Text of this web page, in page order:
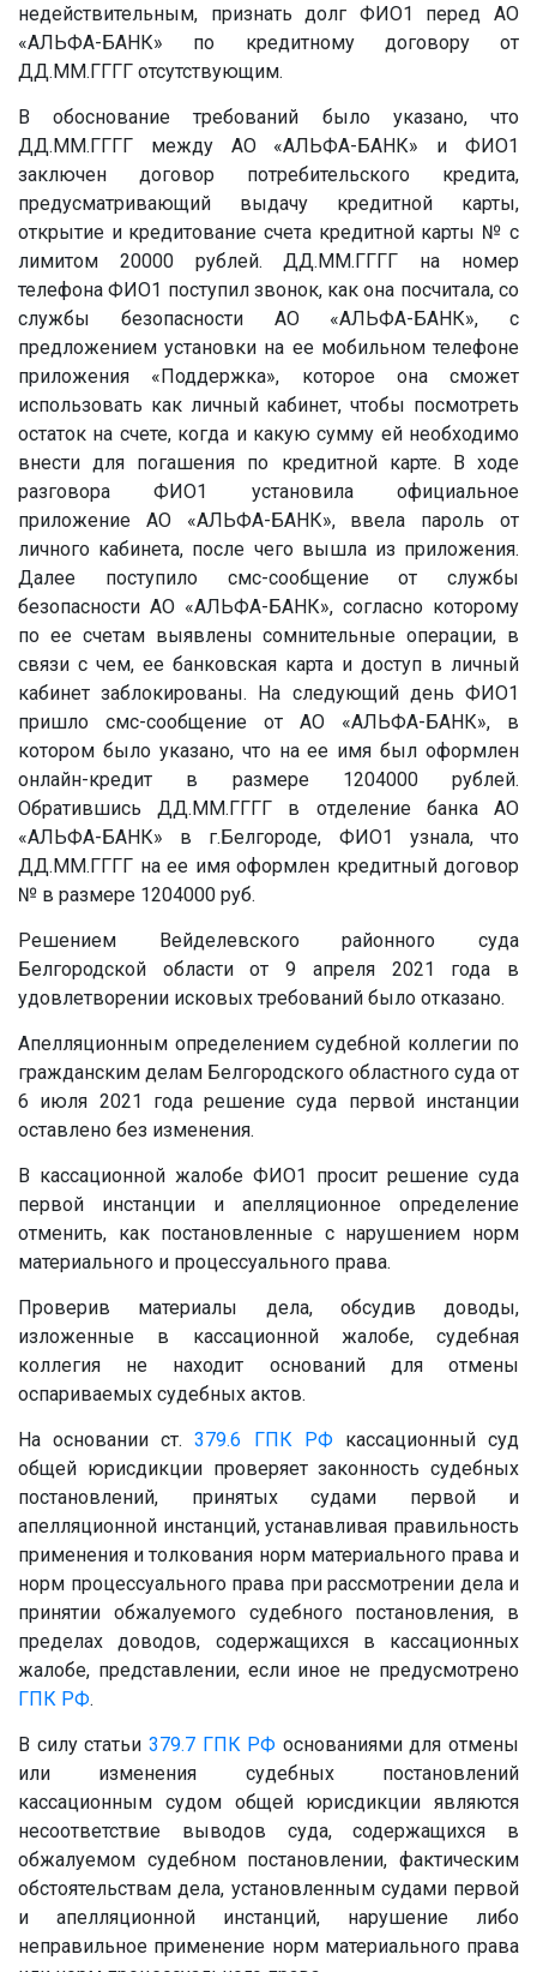
недействительным, признать долг ФИО1 перед АО
«АЛЬФА-БАНК» по кредитному договору от
ДД.ММ.ГГГГ отсутствующим.
В обоснование требований было указано, что
ДД.ММ.ГГГГ между АО «АЛЬФА-БАНК» и ФИО1
заключен договор потребительского кредита,
предусматривающий выдачу кредитной карты,
открытие и кредитование счета кредитной карты № с
лимитом 20000 рублей. ДД.ММ.ГГГГ на номер
телефона ФИО1 поступил звонок, как она посчитала, со
службы безопасности АО «АЛЬФА-БАНК», с
предложением установки на ее мобильном телефоне
приложения «Поддержка», которое она сможет
использовать как личный кабинет, чтобы посмотреть
остаток на счете, когда и какую сумму ей необходимо
внести для погашения по кредитной карте. В ходе
разговора ФИО1 установила официальное
приложение АО «АЛЬФА-БАНК», ввела пароль от
личного кабинета, после чего вышла из приложения.
Далее поступило смс-сообщение от службы
безопасности АО «АЛЬФА-БАНК», согласно которому
по ее счетам выявлены сомнительные операции, в
связи с чем, ее банковская карта и доступ в личный
кабинет заблокированы. На следующий день ФИО1
пришло смс-сообщение от АО «АЛЬФА-БАНК», в
котором было указано, что на ее имя был оформлен
онлайн-кредит в размере 1204000 рублей.
Обратившись ДД.ММ.ГГГГ в отделение банка АО
«АЛЬФА-БАНК» в г.Белгороде, ФИО1 узнала, что
ДД.ММ.ГГГГ на ее имя оформлен кредитный договор
№ в размере 1204000 руб.
Решением Вейделевского районного суда
Белгородской области от 9 апреля 2021 года в
удовлетворении исковых требований было отказано.
Апелляционным определением судебной коллегии по
гражданским делам Белгородского областного суда от
6 июля 2021 года решение суда первой инстанции
оставлено без изменения.
В кассационной жалобе ФИО1 просит решение суда
первой инстанции и апелляционное определение
отменить, как постановленные с нарушением норм
материального и процессуального права.
Проверив материалы дела, обсудив доводы,
изложенные в кассационной жалобе, судебная
коллегия не находит оснований для отмены
оспариваемых судебных актов.
На основании ст.379.6 ГПК РФкассационный суд
общей юрисдикции проверяет законность судебных
постановлений, принятых судами первой и
апелляционной инстанций, устанавливая правильность
применения и толкования норм материального права и
норм процессуального права при рассмотрении дела и
принятии обжалуемого судебного постановления, в
пределах доводов, содержащихся в кассационных
жалобе, представлении, если иное не предусмотрено
ГПК РФ.
В силу статьи 379.7 ГПК РФ основаниями для отмены
или изменения судебных постановлений
кассационным судом общей юрисдикции являются
несоответствие выводов суда, содержащихся в
обжалуемом судебном постановлении, фактическим
обстоятельствам дела, установленным судами первой
и апелляционной инстанций, нарушение либо
неправильное применение норм материального права